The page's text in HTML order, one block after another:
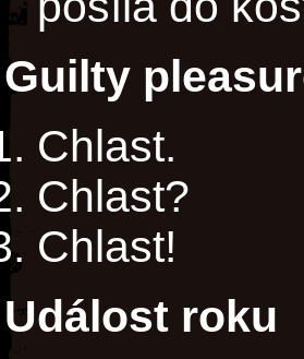
Guilty
Chlast.
Chlast?
Chlast!
Událost roku